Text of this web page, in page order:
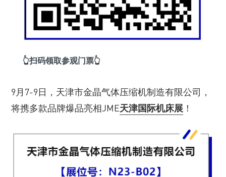
👆扫码领取参观门票👆
9月7-9日，天津市金晶气体压缩机制造有限公司，
将携多款品牌爆品亮相JME天津国际机床展 ！